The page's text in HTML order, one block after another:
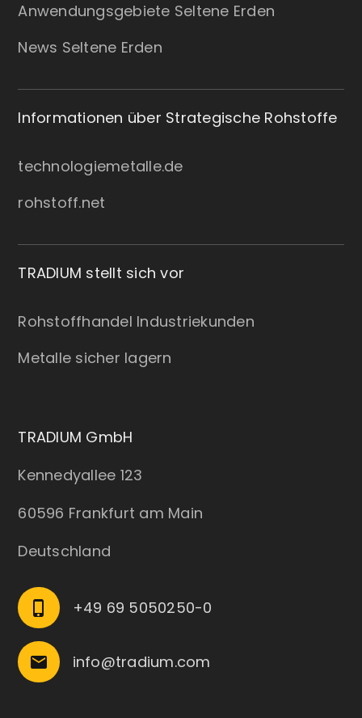
Anwendungsgebiete Seltene Erden
News Seltene Erden
Informationen über Strategische Rohstoffe
technologiemetalle.de
rohstoff.net
TRADIUM stellt sich vor
Rohstoffhandel Industriekunden
Metalle sicher lagern
TRADIUM GmbH
Kennedyallee 123
60596 Frankfurt am Main
Deutschland
phone_iphone +49 69 5050250-0
email info@tradium.com